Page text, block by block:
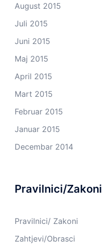
August 2015
Juli 2015
Juni 2015
Maj 2015
April 2015
Mart 2015
Februar 2015
Januar 2015
Decembar 2014
Pravilnici/Zakoni
Pravilnici/ Zakoni
Zahtjevi/Obrasci